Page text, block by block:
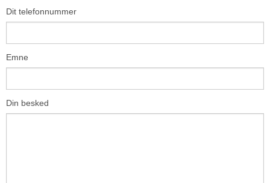
Dit telefonnummer
Emne
Din besked